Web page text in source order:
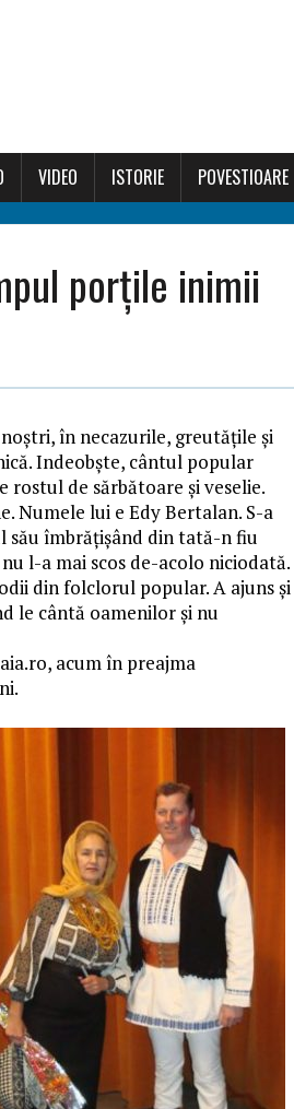
VIDEO ISTORIE POVESTIOARE
porțile inimii
în necazurile, greutăţile şi
Indeobşte, cântul popular
rostul de sărbătoare şi veselie.
Numele lui e Edy Bertalan. S-a
său îmbrăţişând din tată-n fiu
l-a mai scos de-acolo niciodată.
din folclorul popular. A ajuns şi
le cântă oamenilor şi nu
acum în preajma